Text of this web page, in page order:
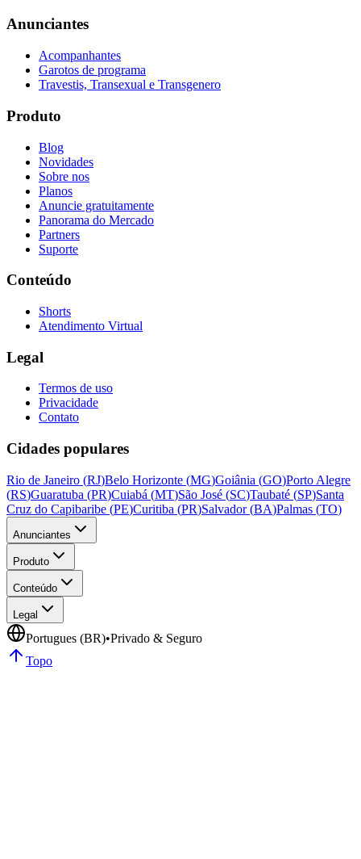
Anunciantes
Acompanhantes
Garotos de programa
Travestis, Transexual e Transgenero
Produto
Blog
Novidades
Sobre nos
Planos
Anuncie gratuitamente
Panorama do Mercado
Partners
Suporte
Conteúdo
Shorts
Atendimento Virtual
Legal
Termos de uso
Privacidade
Contato
Cidades populares
Rio de Janeiro (RJ)Belo Horizonte (MG)Goiânia (GO)Porto Alegre
(RS)Guaratuba (PR)Cuiabá (MT)São José (SC)Taubaté (SP)Santa
Cruz do Capibaribe (PE)Curitiba (PR)Salvador(BA)Palmas (TO)
Anunciantes
Produto
Conteúdo
Legal
Portugues (BR)•Privado & Seguro
Topo